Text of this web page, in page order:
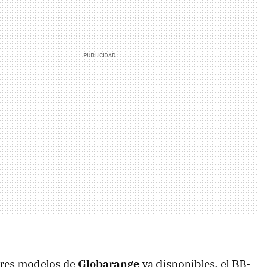
modelos de Globarange ya disponibles, el BB-